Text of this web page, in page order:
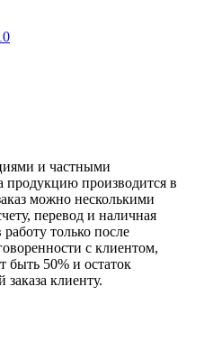
и частными
продукцию производится в
можно несколькими
перевод и наличная
работу только после
с клиентом,
быть 50% и остаток
заказа клиенту.